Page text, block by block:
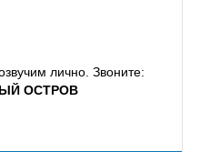
лично. Звоните:
ОСТРОВ